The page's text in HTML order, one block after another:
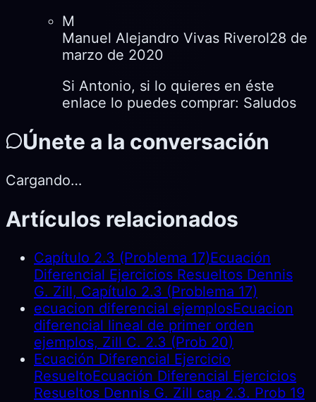
M
Manuel Alejandro Vivas Riverol28 de
marzo de 2020
Si Antonio, si lo quieres en éste
enlace lo puedes comprar: Saludos
Únete a la conversación
Cargando…
Artículos relacionados
Capítulo 2.3 (Problema 17)Ecuación
Diferencial Ejercicios Resueltos Dennis
G. Zill, Capítulo 2.3 (Problema 17)
ecuacion diferencial ejemplosEcuacion
diferencial lineal de primer orden
ejemplos, Zill C. 2.3 (Prob 20)
Ecuación Diferencial Ejercicio
ResueltoEcuación Diferencial Ejercicios
Resueltos Dennis G. Zill cap 2.3. Prob 19